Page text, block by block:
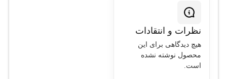
نظرات و انتقادات
هیچ دیدگاهی برای این
محصول نوشته نشده
است.